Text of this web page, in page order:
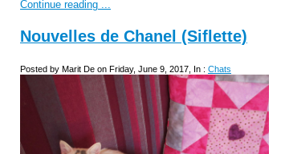
Continue reading ...
Nouvelles de Chanel (Siflette)
Posted by Marit De on Friday, June 9, 2017, In : Chats